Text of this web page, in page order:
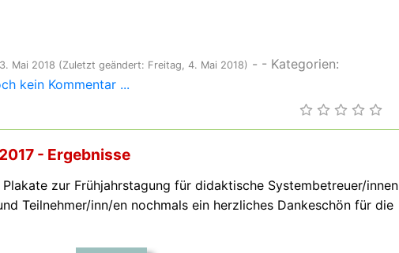
Mai 2018 (Zuletzt geändert: Freitag, 4. Mai 2018) - - Kategorien:
kein Kommentar ...
- Ergebnisse
zur Frühjahrstagung für didaktische Systembetreuer/innen
Teilnehmer/inn/en nochmals ein herzliches Dankeschön für die